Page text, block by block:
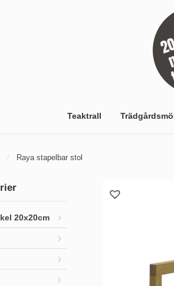
Teaktrall
/ Raya stapelbar stol
20x20cm